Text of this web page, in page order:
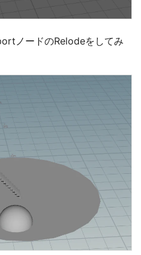
ノードのRelodeをしてみ